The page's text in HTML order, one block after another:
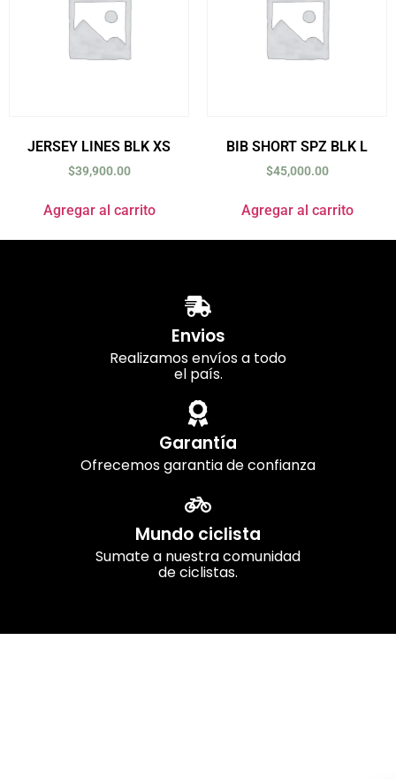
JERSEY LINES BLK XS
$39,900.00
Agregar al carrito
BIB SHORT SPZ BLK L
$45,000.00
Agregar al carrito
Envios
Realizamos envíos a todo
el país.
Garantía
Ofrecemos garantia de confianza
Mundo ciclista
Sumate a nuestra comunidad
de ciclistas.